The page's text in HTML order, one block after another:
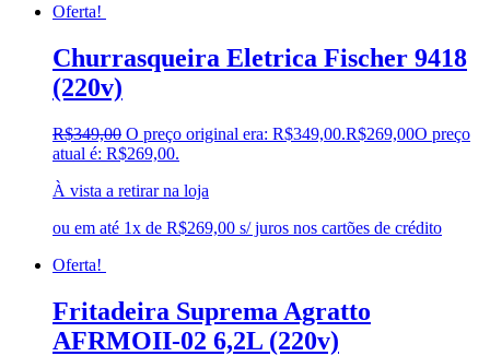
Oferta!
Churrasqueira Eletrica Fischer 9418
(220v)
R$349,00 O preço original era: R$349,00.R$269,00O preço
atual é: R$269,00.
À vista a retirar na loja
ou em até 1x de R$269,00 s/ juros nos cartões de crédito
Oferta!
Fritadeira Suprema Agratto
AFRMOII-02 6,2L (220v)